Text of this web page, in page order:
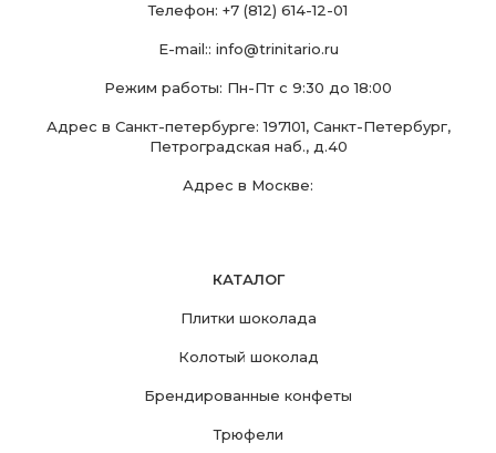
Телефон: +7 (812) 614-12-01
E-mail:: info@trinitario.ru
Режим работы: Пн-Пт с 9:30 до 18:00
Адрес в Санкт-петербурге: 197101, Санкт-Петербург,
Петроградская наб., д.40
Адрес в Москве:
КАТАЛОГ
Плитки шоколада
Колотый шоколад
Брендированные конфеты
Трюфели